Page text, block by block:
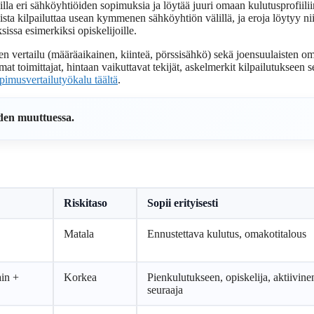
eri sähköyhtiöiden sopimuksia ja löytää juuri omaan
kilpailuttaa usean kymmenen sähköyhtiön välillä, ja eroja löytyy
esimerkiksi opiskelijoille.
vertailu (määräaikainen, kiinteä, pörssisähkö) sekä joensuulaisten
toimittajat, hintaan vaikuttavat tekijät, askelmerkit kilpailutukseen
täältä.
muuttuessa.
Riskitaso Sopii erityisesti
Matala Ennustettava kulutus, omakotitalous
+ Korkea
Pienkulutukseen, opiskelija,
seuraaja